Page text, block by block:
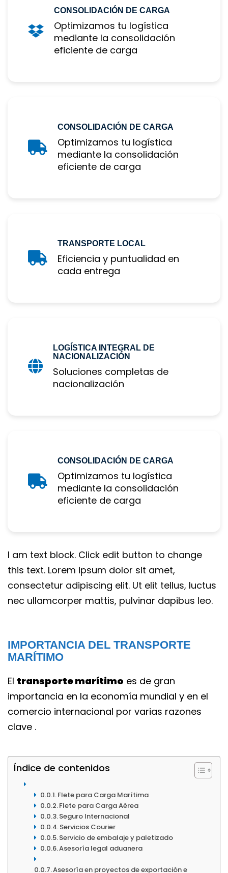
CONSOLIDACIÓN DE CARGA
Optimizamos tu logística
mediante la consolidación
eficiente de carga
CONSOLIDACIÓN DE CARGA
Optimizamos tu logística
mediante la consolidación
eficiente de carga
TRANSPORTE LOCAL
Eficiencia y puntualidad en
cada entrega
LOGÍSTICA INTEGRAL DE
NACIONALIZACIÓN
Soluciones completas de
nacionalización
CONSOLIDACIÓN DE CARGA
Optimizamos tu logística
mediante la consolidación
eficiente de carga
I am text block. Click edit button to change
this text. Lorem ipsum dolor sit amet,
consectetur adipiscing elit. Ut elit tellus, luctus
nec ullamcorper mattis, pulvinar dapibus leo.
IMPORTANCIA DEL TRANSPORTE
MARÍTIMO
El transporte marítimo es de gran
importancia en la economía mundial y en el
comercio internacional por varias razones
clave .
Índice de contenido
Flete para Carga Marítima
Flete para Carga Aérea
Seguro Internacional
Servicios Courier
Servicio de embalaje y paletizado
Asesoría legal aduanera
Asesoría en proyectos de exportación e